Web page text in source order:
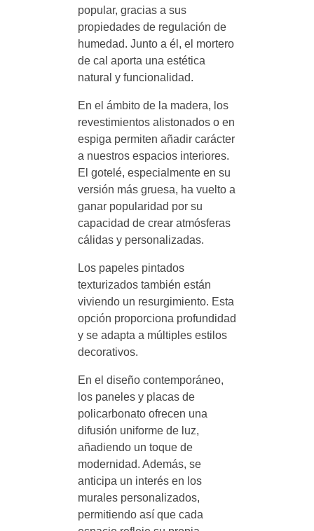
popular, gracias a sus
propiedades de regulación de
humedad. Junto a él, el mortero
de cal aporta una estética
natural y funcionalidad.
En el ámbito de la madera, los
revestimientos alistonados o en
espiga permiten añadir carácter
a nuestros espacios interiores.
El gotelé, especialmente en su
versión más gruesa, ha vuelto a
ganar popularidad por su
capacidad de crear atmósferas
cálidas y personalizadas.
Los papeles pintados
texturizados también están
viviendo un resurgimiento. Esta
opción proporciona profundidad
y se adapta a múltiples estilos
decorativos.
En el diseño contemporáneo,
los paneles y placas de
policarbonato ofrecen una
difusión uniforme de luz,
añadiendo un toque de
modernidad. Además, se
anticipa un interés en los
murales personalizados,
permitiendo así que cada